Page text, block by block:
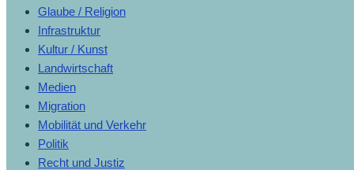
Glaube / Religion
Infrastruktur
Kultur / Kunst
Landwirtschaft
Medien
Migration
Mobilität und Verkehr
Politik
Recht und Justiz